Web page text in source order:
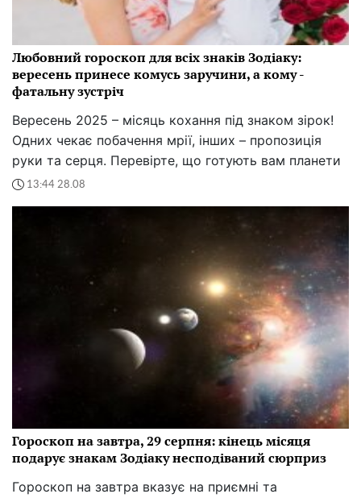
Любовний гороскоп для всіх знаків Зодіаку:
вересень принесе комусь заручини, а кому -
фатальну зустріч
Вересень 2025 – місяць кохання під знаком зірок!
Одних чекає побачення мрії, інших – пропозиція
руки та серця. Перевірте, що готують вам планети
13:44 28.08
Гороскоп на завтра, 29 серпня: кінець місяця
подарує знакам Зодіаку несподіваний сюрприз
Гороскоп на завтра вказує на приємні та